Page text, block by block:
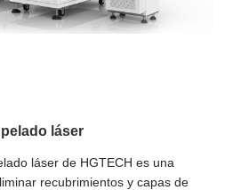
láser
láser de HGTECH es una
recubrimientos y capas de